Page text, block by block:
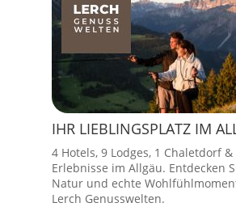
IHR LIEBLINGSPLATZ IM
4 Hotels, 9 Lodges, 1 Chaletdorf
Erlebnisse im Allgäu. Entdecken
Natur und echte
Lerch Genusswelten.